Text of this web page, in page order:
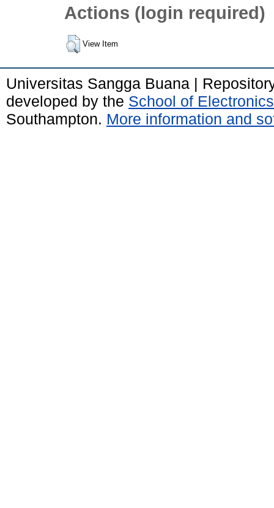
Actions (login required)
View Item
Universitas Sangga Buana |
developed by the School of
Southampton. More information and